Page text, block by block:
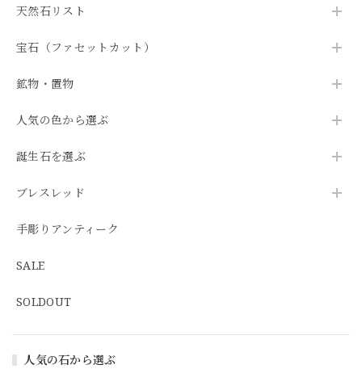
天然石リスト
宝石（ファセットカット）
鉱物・置物
人気の色から選ぶ
誕生石を選ぶ
ブレスレッド
手彫りアンティーク
SALE
SOLDOUT
人気の石から選ぶ